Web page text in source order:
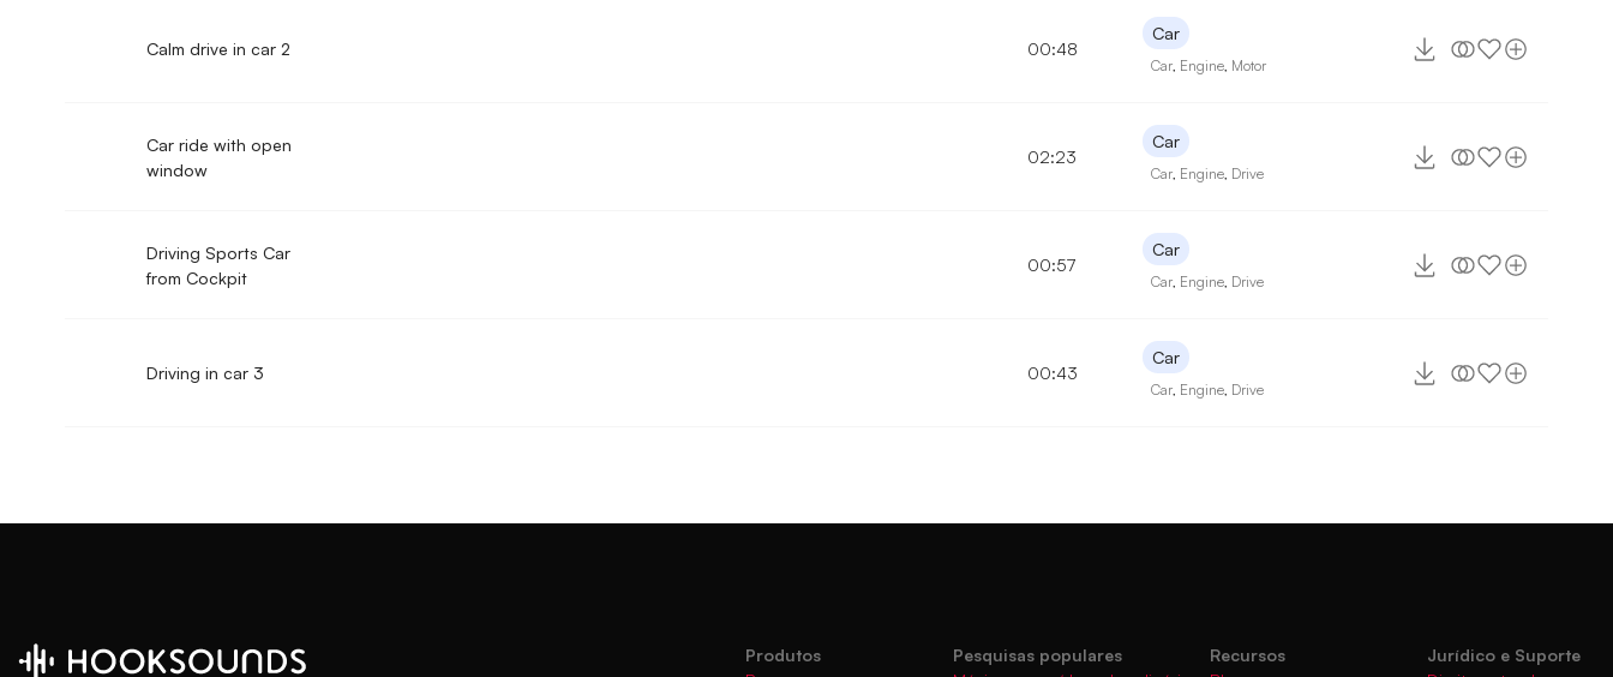
Calm drive in car 2 00:48
Car
Car Engine Motor
Car ride with open
window
02:23
Car
Car Engine Drive
Driving Sports Car
from Cockpit
00:57
Car
Car Engine Drive
Driving in car 3 00:43
Car
Car Engine Drive
Produtos
Pesquisas populares
Recursos
Jurídico e Suporte